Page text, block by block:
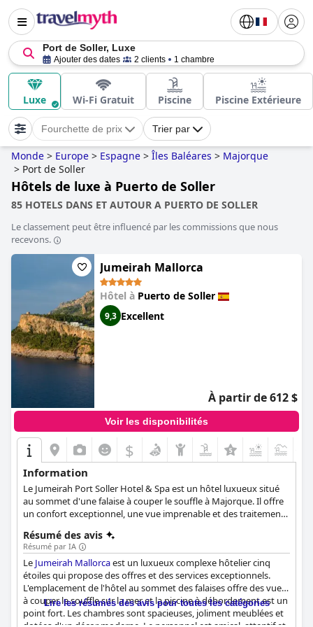
Port de Soller, Luxe
Ajouter des dates 2 clients 1 chambre
Luxe Wi-Fi Gratuit Piscine Piscine Extérieure
Fourchette de prix Trier par
Monde > Europe > Espagne > Îles Baléares > Majorque
> Port de Soller
Hôtels de luxe à Puerto de Soller
85 HOTELS DANS ET AUTOUR A PUERTO DE SOLLER
Le classement peut être influencé par les commissions que nous
recevons.
Jumeirah Mallorca
Hôtel à Puerto de Soller
9,3 Excellent
À partir de 612 $
Voir les disponibilités
$
Information
Le Jumeirah Port Soller Hotel & Spa est un hôtel luxueux situé
au sommet d'une falaise à couper le souffle à Majorque. Il offre
un confort exceptionnel, une vue imprenable et des traitements
L'hôtel offre un accueil espagnol chaleureux, permettant aux
clients de découvrir la véritable Majorque, une terre de romance
et de vitalité. Grâce à la certification Safeguard du Bureau
Veritas, les clients peuvent être assurés de bénéficier des
normes d'hygiène les plus strictes. L'hôtel dispose de
restaurants, de salons et d'installations de bien-être
exceptionnels, ainsi que d'installations connexes telles qu'un
Résumé des avis
Résumé par IA
Le Jumeirah Mallorcaest un luxueux complexe hôtelier cinq
étoiles qui propose des offres et des services exceptionnels.
L'emplacement de l'hôtel au sommet des falaises offre des vues
à couper le souffle sur la mer et la piscine à débordement est un
point fort. Les chambres sont spacieuses, joliment meublées et
Lire les résumés des avis pour toutes les catégories